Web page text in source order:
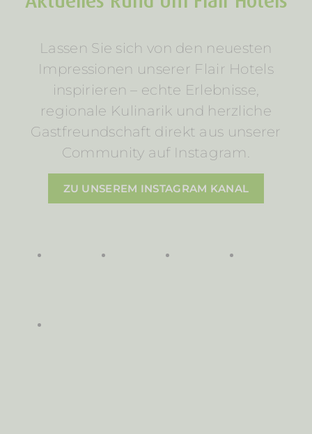
Lassen Sie sich von den neuesten
Impressionen unserer Flair Hotels
inspirieren – echte Erlebnisse,
regionale Kulinarik und herzliche
Gastfreundschaft direkt aus unserer
Community auf Instagram.
ZU UNSEREM INSTAGRAM KANAL